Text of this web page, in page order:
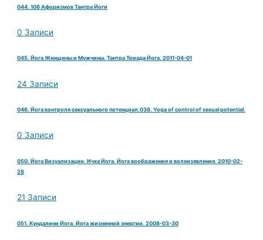
044. 108 Афоризмов Тантра Йоги
0 Записи
045. Йога Женщины и Мужчины. Тантра Триада Йога. 2011-04-01
24 Записи
046. Йога контроля сексуального потенциал.038. Yoga of control of sexual potential.
0 Записи
050. Йога Визуализации. Ичха Йога. Йога воображения и волеизявления. 2010-02-
28
21 Записи
051. Кундалини Йога. Йога жизненной энергии. 2008-03-30